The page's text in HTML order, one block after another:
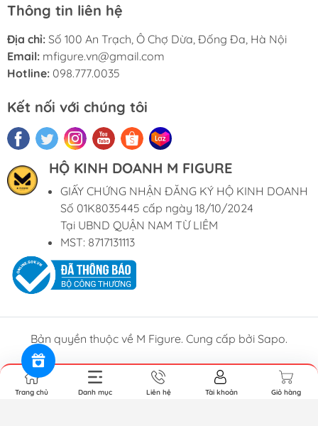
Thông tin liên hệ
Địa chỉ: Số 100 An Trạch, Ô Chợ Dừa, Đống Đa, Hà Nội
Email: mfigure.vn@gmail.com
Hotline: 098.777.0035
Kết nối với chúng tôi
HỘ KINH DOANH M FIGURE
GIẤY CHỨNG NHẬN ĐĂNG KÝ HỘ KINH DOANH
Số 01K8035445 cấp ngày 18/10/2024
Tại UBND QUẬN NAM TỪ LIÊM
MST: 8717131113
Bản quyền thuộc về M Figure. Cung cấp bởi Sapo.
Trang chủ Danh mục Liên hệ Tài khoản Giỏ hàng